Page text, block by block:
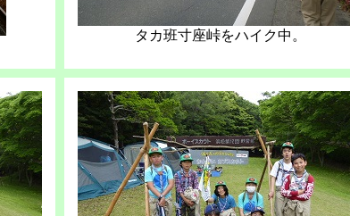
タカ班寸座峠をハイク中。